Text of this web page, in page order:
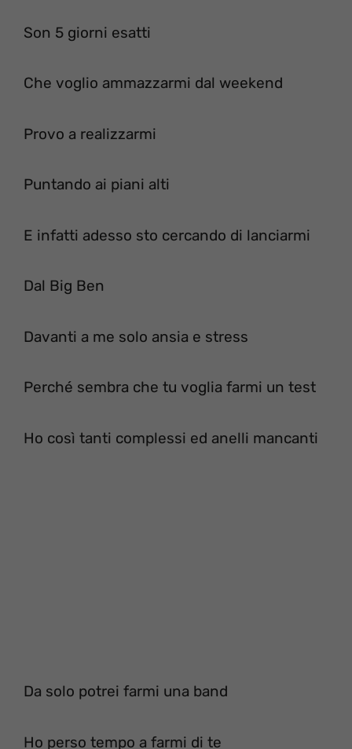
Son 5 giorni esatti
Che voglio ammazzarmi dal weekend
Provo a realizzarmi
Puntando ai piani alti
E infatti adesso sto cercando di lanciarmi
Dal Big Ben
Davanti a me solo ansia e stress
Perché sembra che tu voglia farmi un test
Ho così tanti complessi ed anelli mancanti
Da solo potrei farmi una band
Ho perso tempo a farmi di te